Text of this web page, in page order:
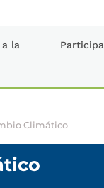
la
Participa
Climático